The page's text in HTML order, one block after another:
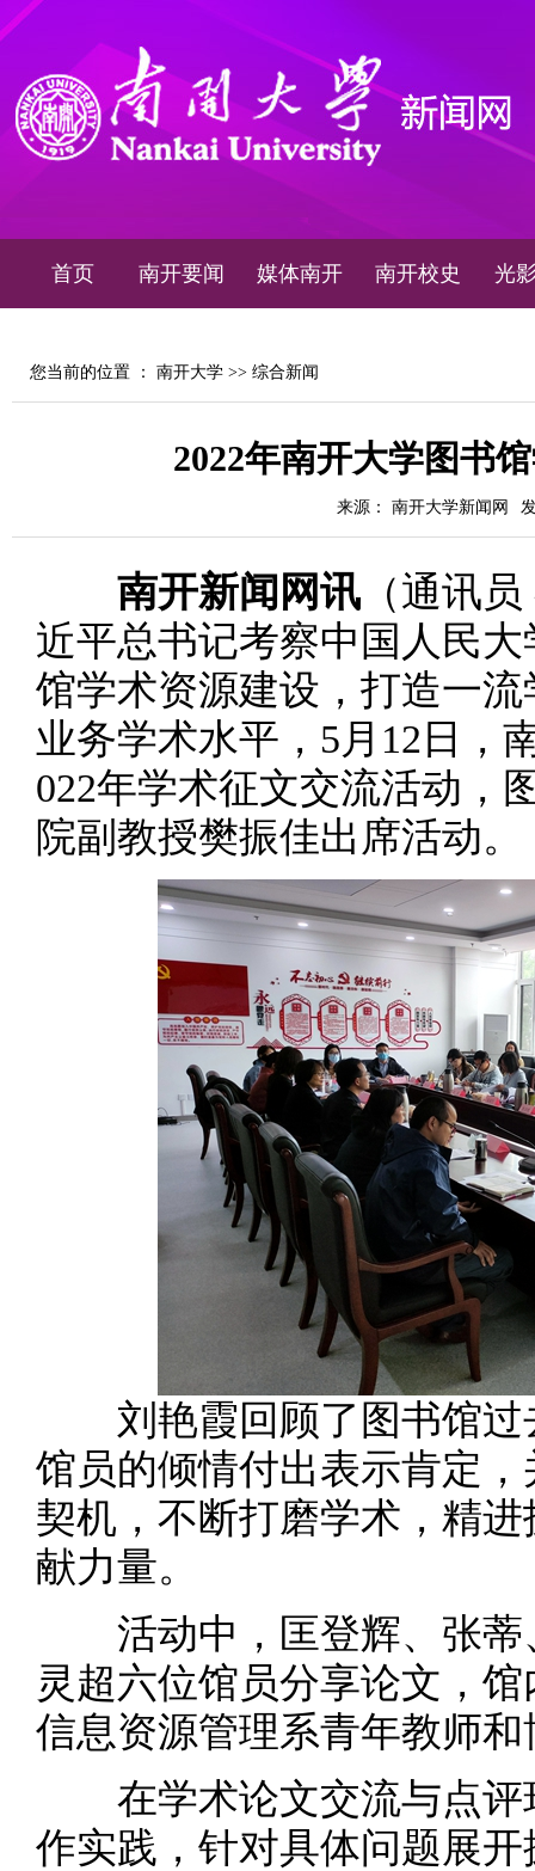
首页 南开要闻 媒体南开 南开校史 光
您当前的位置 ： 南开大学 >> 综合新闻
2022年南开大学图书
来源： 南开大学新闻网
南开新闻网讯 （通讯
近平总书记考察中国人民
馆学术资源建设，打造一
业务学术水平，5月12日，
022年学术征文交流活动，
院副教授樊振佳出席活动。
刘艳霞回顾了图书馆过
馆员的倾情付出表示肯定
契机，不断打磨学术，精
献力量。
活动中，匡登辉、张蒂
灵超六位馆员分享论文，
信息资源管理系青年教师
在学术论文交流与点评
作实践，针对具体问题展